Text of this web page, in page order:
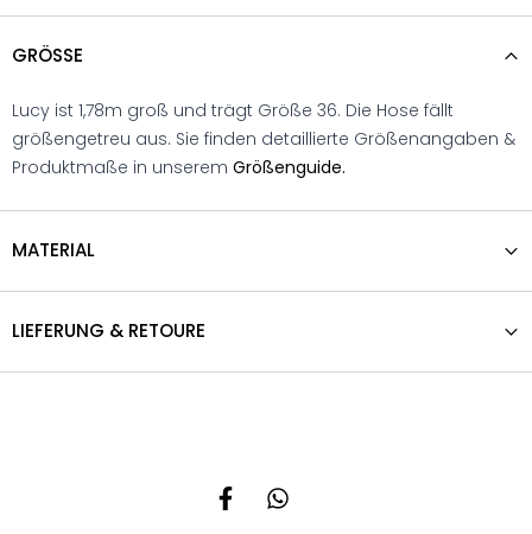
GRÖSSE
Lucy ist 1,78m groß und trägt Größe 36. Die Hose fällt
größengetreu aus. Sie finden detaillierte Größenangaben &
Produktmaße in unserem Größenguide.
MATERIAL
LIEFERUNG & RETOURE